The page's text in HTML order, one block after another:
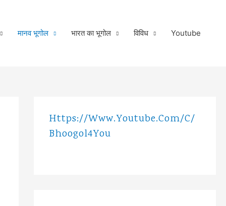
मानव भूगोल भारत का भूगोल विविध Youtube
Https://www.youtube.com/c/
Bhoogol4You